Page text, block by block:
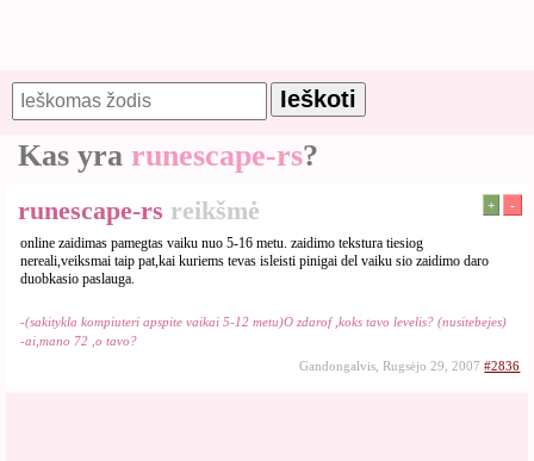
Kas yra runescape-rs?
runescape-rs reikšmė + -
online zaidimas pamegtas vaiku nuo 5-16 metu. zaidimo tekstura tiesiog
nereali,veiksmai taip pat,kai kuriems tevas isleisti pinigai del vaiku sio zaidimo daro
duobkasio paslauga.
-(sakitykla kompiuteri apspite vaikai 5-12 metu)O zdarof ,koks tavo levelis? (nusitebejes)
-ai,mano 72 ,o tavo?
Gandongalvis, Rugsėjo 29, 2007#2836